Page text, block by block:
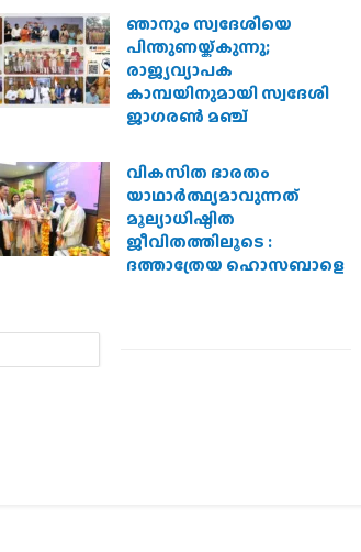
പരിഷത്ത്
ഞാനും സ്വദേശിയെ
പിന്തുണയ്ക്കുന്നു;
രാജ്യവ്യാപക
കാമ്പയിനുമായി സ്വദേശി
ജാഗരണ്‍ മഞ്ച്
വികസിത ഭാരതം
യാഥാർത്ഥ്യമാവുന്നത്
മൂല്യാധിഷ്ഠിത
ജീവിതത്തിലൂടെ :
ദത്താത്രേയ ഹൊസബാളെ